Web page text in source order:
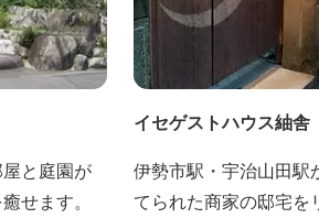
と庭園が
せます。
イセゲストハウス紬舎
伊勢市駅・宇治山田駅
てられた商家の邸宅を